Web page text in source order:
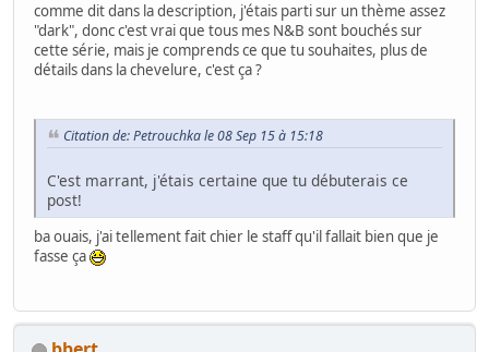
comme dit dans la description, j'étais parti sur un thème assez
"dark", donc c'est vrai que tous mes N&B sont bouchés sur
cette série, mais je comprends ce que tu souhaites, plus de
détails dans la chevelure, c'est ça ?
Citation de: Petrouchka le 08 Sep 15 à 15:18
C'est marrant, j'étais certaine que tu débuterais ce
post!
ba ouais, j'ai tellement fait chier le staff qu'il fallait bien que je
fasse ça